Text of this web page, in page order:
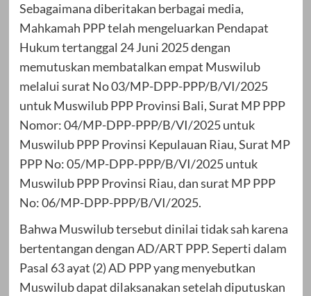
Sebagaimana diberitakan berbagai media,
Mahkamah PPP telah mengeluarkan Pendapat
Hukum tertanggal 24 Juni 2025 dengan
memutuskan membatalkan empat Muswilub
melalui surat No 03/MP-DPP-PPP/B/VI/2025
untuk Muswilub PPP Provinsi Bali, Surat MP PPP
Nomor: 04/MP-DPP-PPP/B/VI/2025 untuk
Muswilub PPP Provinsi Kepulauan Riau, Surat MP
PPP No: 05/MP-DPP-PPP/B/VI/2025 untuk
Muswilub PPP Provinsi Riau, dan surat MP PPP
No: 06/MP-DPP-PPP/B/VI/2025.
Bahwa Muswilub tersebut dinilai tidak sah karena
bertentangan dengan AD/ART PPP. Seperti dalam
Pasal 63 ayat (2) AD PPP yang menyebutkan
Muswilub dapat dilaksanakan setelah diputuskan